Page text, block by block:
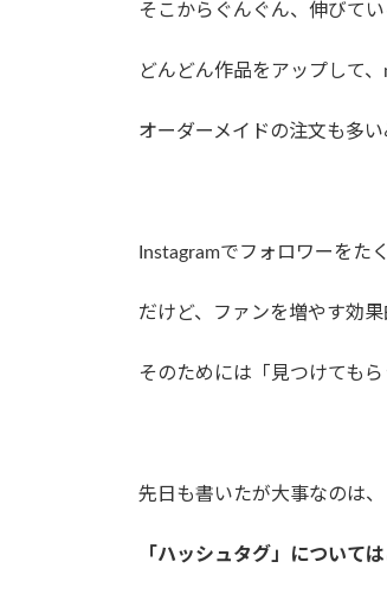
そこからぐんぐん、伸びてい
どんどん作品をアップして
オーダーメイドの注文も多い
Instagramでフォロワーをた
だけど、ファンを増やす効
そのためには「見つけてもら
先日も書いたが大事なのは、
「ハッシュタグ」について